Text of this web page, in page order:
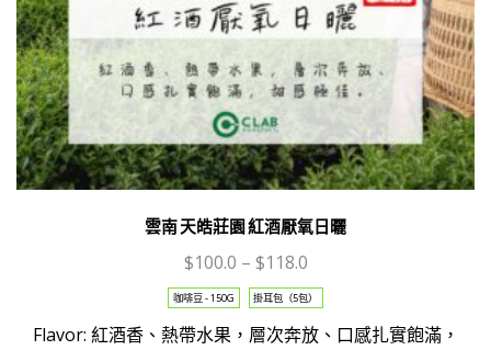
雲南 天皓莊園 紅酒厭氧日曬
$100.0 – $118.0
咖啡豆 - 150G 掛耳包（5包）
Flavor: 紅酒香、熱帶水果，層次奔放、口感扎實飽滿，
This
product
has